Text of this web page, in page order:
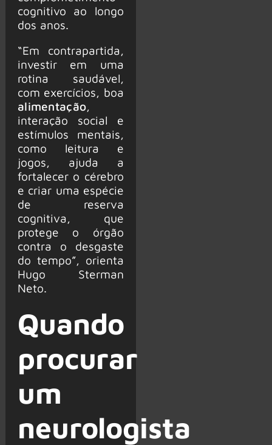
cognitivo ao longo
dos anos.
“Em contrapartida,
investir em uma
rotina saudável,
com exercícios, boa
alimentação,
interação social e
estímulos mentais,
como leitura e
jogos, ajuda a
fortalecer o cérebro
e criar uma espécie
de reserva
cognitiva, que
protege o órgão
contra o desgaste
do tempo”, orienta
Hugo Sterman
Neto.
Quando
procurar
um
neurologista